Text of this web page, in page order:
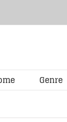
Genre